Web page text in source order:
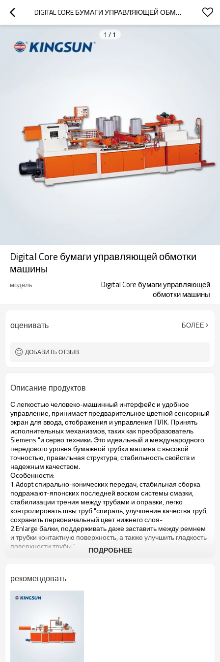
DIGITAL CORE БУМАГИ УПРАВЛЯЮЩЕЙ ОБМОТКИ МАШИНЫ
1 / 1
Digital Core бумаги управляющей обмотки
машины
модель
Digital Core бумаги управляющей
обмотки машины
оценивать БОЛЕЕ
ДОБАВИТЬ ОТЗЫВ
Описание продуктов
С легкостьючеловеко-машинный интерфейс и удобное
управление,принимает предварительноецветной сенсорный
экрандля ввода, отображения иуправления ПЛК. Принять
исполнительныхмеханизмов, таких какпреобразователь
Siemens"и сервотехники. Это идеальный и международного
передового уровнябумажной трубки машинас высокой
точностью,правильная структура, стабильностьсвойств и
надежным качеством.
Особенности:
1.Adoptспирально-коническихпередач,стабильнаясборка
подражают-японскихпоследней воскомсистемы смазки,
стабилизациитрения междутрубами иоправки,легко
контролироватьшвытруб"спираль,улучшениекачестватруб,
сохранить первоначальный цвет нижнегослоя-
2.Enlargeбалки, поддерживатьдаже заставитьмежду ремнем
итрубки контактную поверхность, а также улучшитьгладкость
поверхноститрубы "
несколькимислоями
покрытыCR, прочным,
5.Expandableвалафланце
коническим
, гладкой,
7.Changeableскорости
8.Additionalциркулярный нож
9.Circuitи электрические
ПОДРОБНЕЕ
рекомендовать